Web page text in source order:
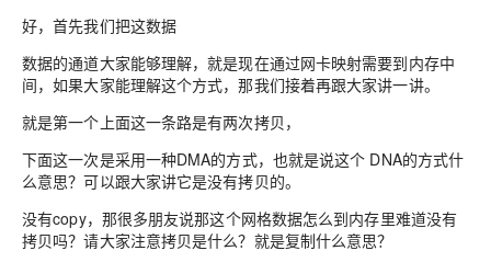
好，首先我们把这数据
数据的通道大家能够理解，就是现在通过网卡映射需要到内存中
间，如果大家能理解这个方式，那我们接着再跟大家讲一讲。
就是第一个上面这一条路是有两次拷贝，
下面这一次是采用一种DMA的方式，也就是说这个 DNA的方式什
么意思？可以跟大家讲它是没有拷贝的。
没有copy，那很多朋友说那这个网格数据怎么到内存里难道没有
拷贝吗？请大家注意拷贝是什么？就是复制什么意思？